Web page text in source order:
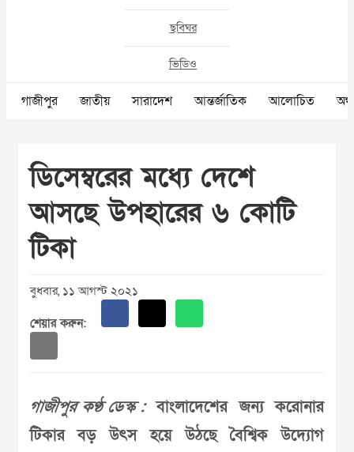
ছবিঘর
ভিডিও
গাজীপুর জাতীয় সারাদেশ আন্তর্জাতিক আলোচিত
ডিসেম্বরের মধ্যে দেশে
আসছে উপহারের ৬ কোটি
টিকা
বুধবার, ১১ আগস্ট ২০২১
শেয়ার করুন:
গাজীপুর কণ্ঠ ডেস্ক :বাংলাদেশের জন্য করোনার
টিকার বড় উৎস হয়ে উঠছে বৈশ্বিক উদ্যোগ